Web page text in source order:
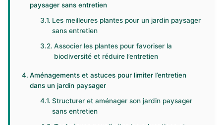
paysager sans entretien
Les meilleures plantes pour un jardin paysager
sans entretien
Associer les plantes pour favoriser la
biodiversité et réduire l’entretien
Aménagements et astuces pour limiter l’entretien
dans un jardin paysager
Structurer et aménager son jardin paysager
sans entretien